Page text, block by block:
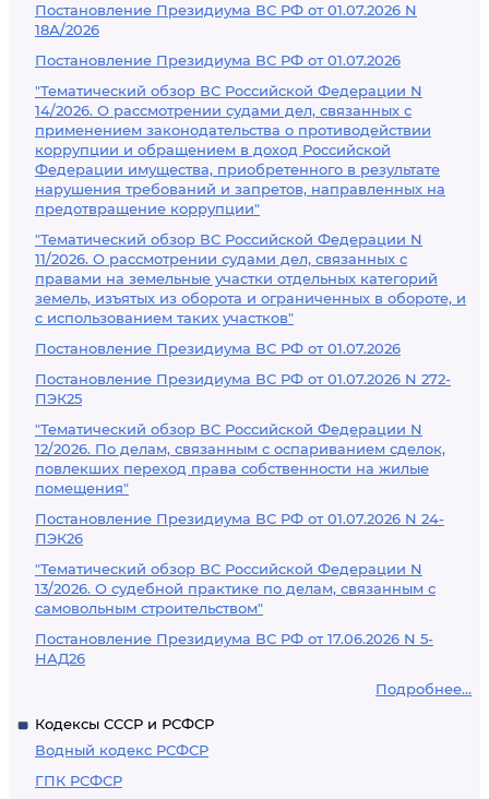
Постановление Президиума ВС РФ от 01.07.2026 N
18А/2026
Постановление Президиума ВС РФ от 01.07.2026
"Тематический обзор ВС Российской Федерации N
14/2026. О рассмотрении судами дел, связанных с
применением законодательства о противодействии
коррупции и обращением в доход Российской
Федерации имущества, приобретенного в результате
нарушения требований и запретов, направленных на
предотвращение коррупции"
"Тематический обзор ВС Российской Федерации N
11/2026. О рассмотрении судами дел, связанных с
правами на земельные участки отдельных категорий
земель, изъятых из оборота и ограниченных в обороте, и
с использованием таких участков"
Постановление Президиума ВС РФ от 01.07.2026
Постановление Президиума ВС РФ от 01.07.2026 N 272-
ПЭК25
"Тематический обзор ВС Российской Федерации N
12/2026. По делам, связанным с оспариванием сделок,
повлекших переход права собственности на жилые
помещения"
Постановление Президиума ВС РФ от 01.07.2026 N 24-
ПЭК26
"Тематический обзор ВС Российской Федерации N
13/2026. О судебной практике по делам, связанным с
самовольным строительством"
Постановление Президиума ВС РФ от 17.06.2026 N 5-
НАД26
Подробнее...
Кодексы СССР и РСФСР
Водный кодекс РСФСР
ГПК РСФСР